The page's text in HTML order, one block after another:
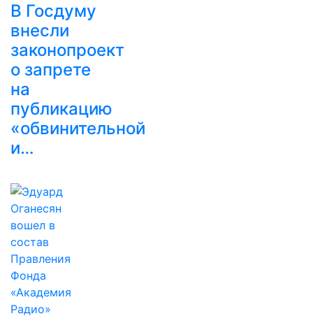
В Госдуму
внесли
законопроект
о запрете
на
публикацию
«обвинительной
и…